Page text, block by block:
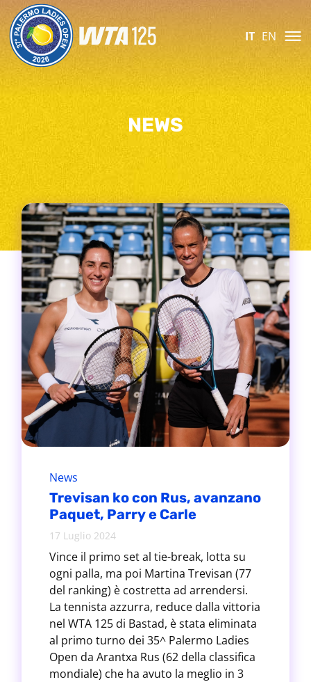
IT EN
NEWS
News
Trevisan ko con Rus, avanzano
Paquet, Parry e Carle
17 Luglio 2024
Vince il primo set al tie-break, lotta su
ogni palla, ma poi Martina Trevisan (77
del ranking) è costretta ad arrendersi.
La tennista azzurra, reduce dalla vittoria
nel WTA 125 di Bastad, è stata eliminata
al primo turno dei 35^ Palermo Ladies
Open da Arantxa Rus (62 della classifica
mondiale) che ha avuto la meglio in 3